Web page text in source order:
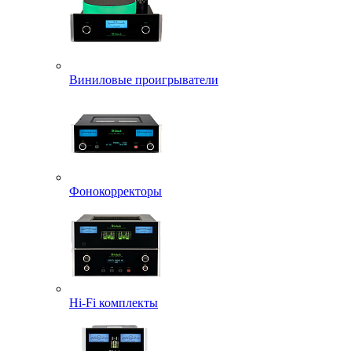
Виниловые проигрыватели
Фонокорректоры
Hi-Fi комплекты